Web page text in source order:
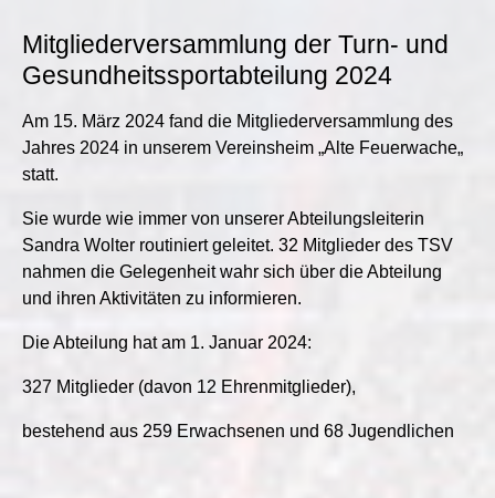
Mitgliederversammlung der Turn- und
Gesundheitssportabteilung 2024
Am 15. März 2024 fand die Mitgliederversammlung des
Jahres 2024 in unserem Vereinsheim „Alte Feuerwache„
statt.
Sie wurde wie immer von unserer Abteilungsleiterin
Sandra Wolter routiniert geleitet. 32 Mitglieder des TSV
nahmen die Gelegenheit wahr sich über die Abteilung
und ihren Aktivitäten zu informieren.
Die Abteilung hat am 1. Januar 2024:
327 Mitglieder (davon 12 Ehrenmitglieder),
bestehend aus 259 Erwachsenen und 68 Jugendlichen